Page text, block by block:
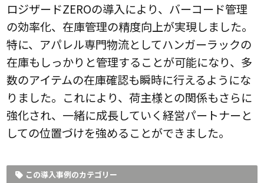
ロジザードZEROの導入により、バーコード管理
の効率化、在庫管理の精度向上が実現しました。
特に、アパレル専門物流としてハンガーラックの
在庫もしっかりと管理することが可能になり、多
数のアイテムの在庫確認も瞬時に行えるようにな
りました。これにより、荷主様との関係もさらに
強化され、一緒に成長していく経営パートナーと
しての位置づけを強めることができました。
この導入事例のカテゴリー